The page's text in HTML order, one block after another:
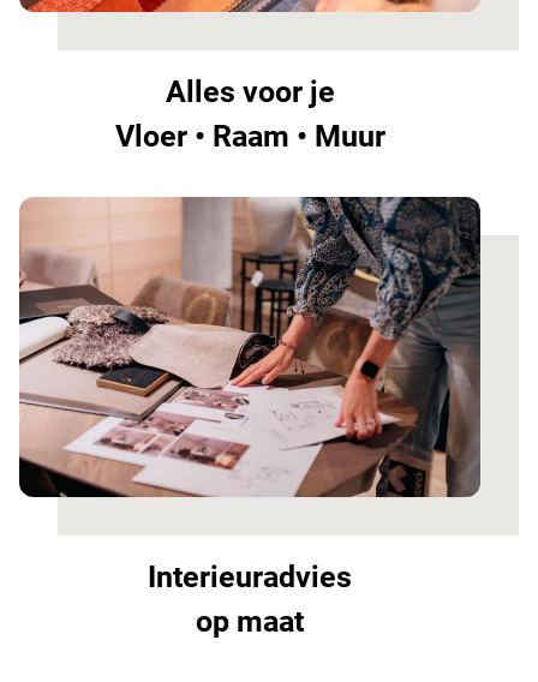
Alles voor je
Vloer • Raam • Muur
Interieuradvies
op maat